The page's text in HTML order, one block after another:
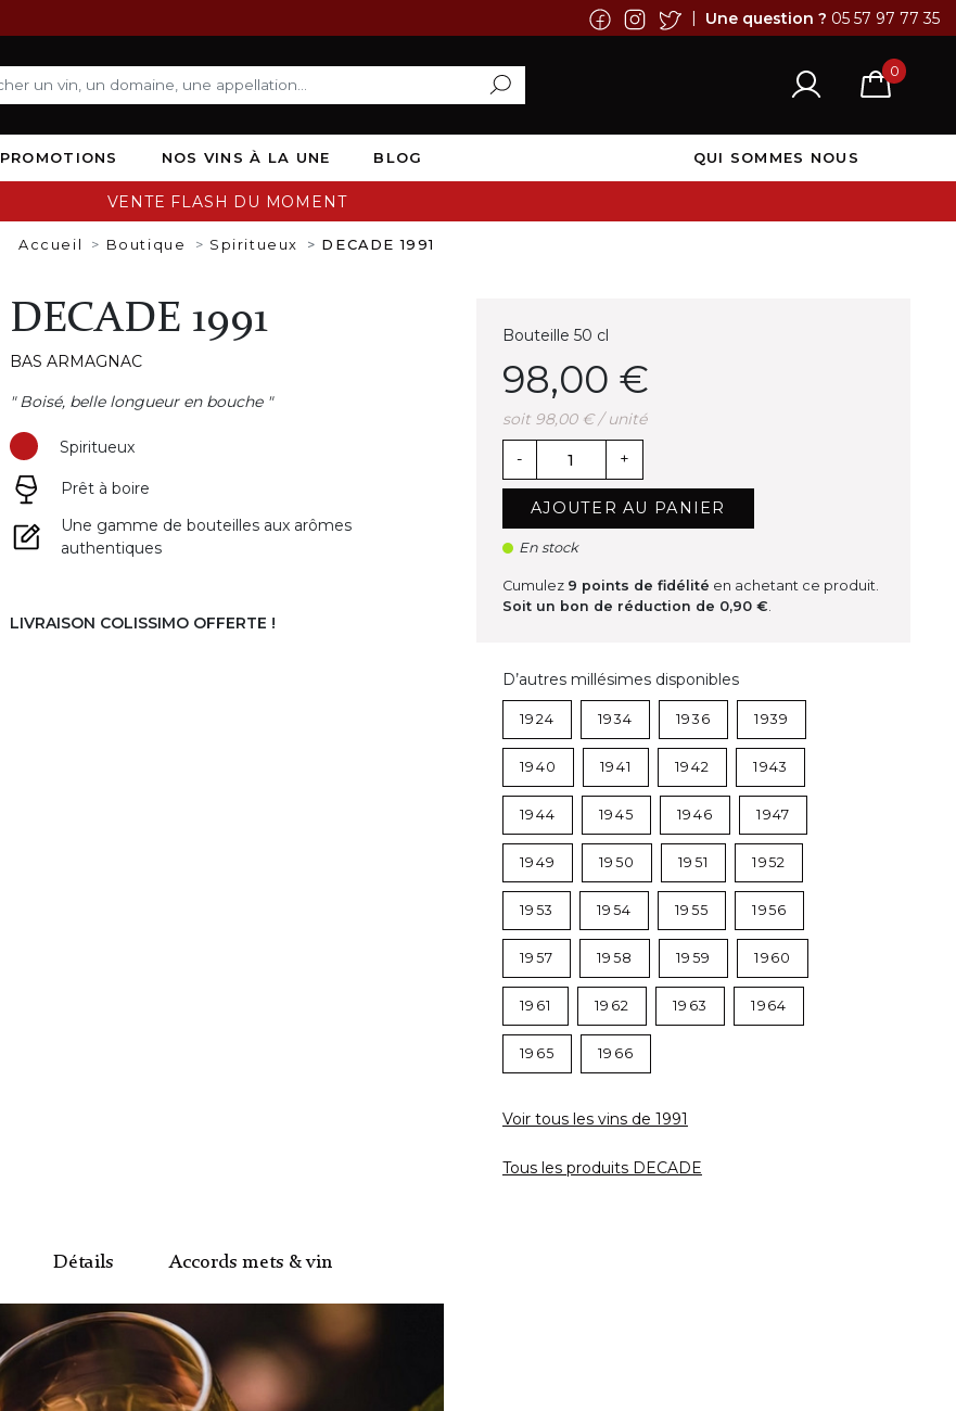
| Une question ? 05 57 97 77 35
0
PROMOTIONS NOS VINS À LA UNE BLOG QUI SOMMES NOUS
VENTE FLASH DU MOMENT
Accueil Boutique Spiritueux DECADE 1991
DECADE 1991
BAS ARMAGNAC
" Boisé, belle longueur en bouche "
Spiritueux
Prêt à boire
Une gamme de bouteilles aux arômes
authentiques
LIVRAISON COLISSIMO OFFERTE !
Bouteille 50 cl
98,00 €
soit 98,00 € / unité
- +
AJOUTER AU PANIER
En stock
Cumulez 9 points de fidélité en achetant ce produit.
Soit un bon de réduction de 0,90 €.
D’autres millésimes disponibles
1924 1934 1936 1939
1940 1941 1942 1943
1944 1945 1946 1947
1949 1950 1951 1952
1953 1954 1955 1956
1957 1958 1959 1960
1961 1962 1963 1964
1965 1966
Voir tous les vins de 1991
Tous les produits DECADE
Détails Accords mets & vin